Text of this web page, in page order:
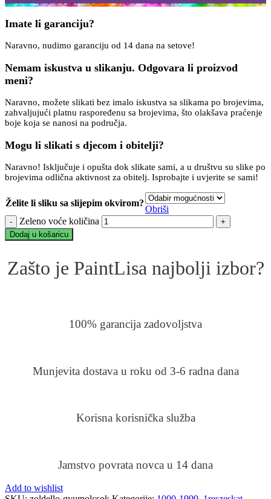
Imate li garanciju?
Naravno, nudimo garanciju od 14 dana na setove!
Nemam iskustva u slikanju. Odgovara li proizvod
meni?
Naravno, možete slikati bez imalo iskustva sa slikama po brojevima,
zahvaljujući platnu raspoređenu sa brojevima, što olakšava praćenje
boje koja se nanosi na područja.
Mogu li slikati s djecom i obitelji?
Naravno! Isključuje i opušta dok slikate sami, a u društvu su slike po
brojevima odlična aktivnost za obitelj. Isprobajte i uvjerite se sami!
Želite li sliku sa slijepim okvirom?
Obriši
Zeleno voće količina
Dodaj u košaricu
Zašto je PaintLisa najbolji izbor?
100% garancija zadovoljstva
Munjevita dostava u roku od 3-6 radna dana
Korisna korisnička služba
Jamstvo povrata novca u 14 dana
Add to wishlist